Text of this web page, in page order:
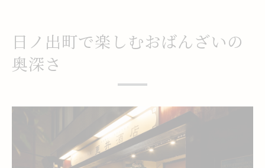
おばんざい好き必見の隠れ家風レストラン
紹介
和の温もり感じる日ノ出町おばんざい体験
日ノ出町の情緒とおばんざいの相性を体感
落ち着いた空間で味わうおばんざいの魅力
季節を感じるおばんざいの選び方ガイド
日ノ出町で楽しむおばんざいの
奥深さ